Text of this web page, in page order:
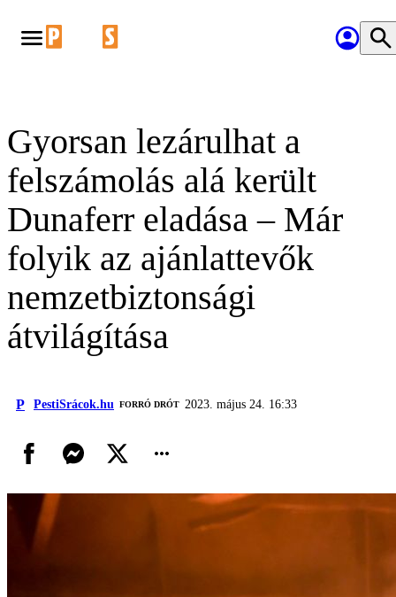
Gyorsan lezárulhat a
felszámolás alá került
Dunaferr eladása – Már
folyik az ajánlattevők
nemzetbiztonsági
átvilágítása
P PestiSrácok.hu FORRÓ DRÓT 2023. május 24. 16:33